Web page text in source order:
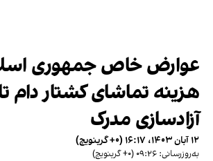
عوارض خاص جمهوری
هزینه تماشای کشتار دام
آزادسازی مدرک
۱۲ آبان ۱۴۰۳، ۱۶:۱۷ (‎+۰ گرینویچ)
به‌روزرسانی: ۰۹:۲۶ (‎+۰ گرینویچ)